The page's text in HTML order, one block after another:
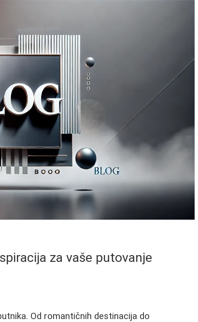
za vaše putovanje
Od romantičnih destinacija do